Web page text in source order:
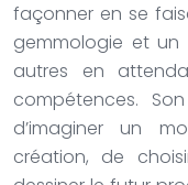
façonner en se
gemmologie et un
autres en
compétences.
d’imaginer un
création, de